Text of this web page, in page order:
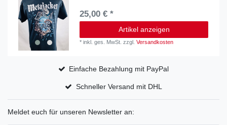
25,00 € *
Artikel anzeigen
*inkl. ges. MwSt. zzgl.Versandkosten
Einfache Bezahlung mit PayPal
Schneller Versand mit DHL
Meldet euch für unseren Newsletter an: